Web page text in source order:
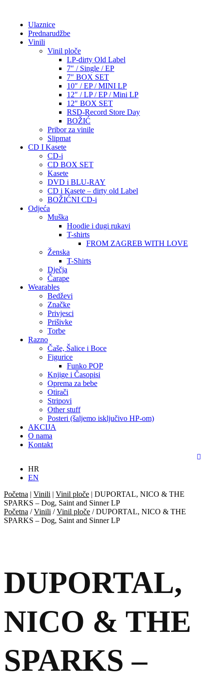
Ulaznice
Prednarudžbe
Vinili
Vinil ploče
LP-dirty Old Label
7″ / Single / EP
7″ BOX SET
10″ / EP / MINI LP
12″ / LP / EP / Mini LP
12″ BOX SET
RSD-Record Store Day
BOŽIĆ
Pribor za vinile
Slipmat
CD I Kasete
CD-i
CD BOX SET
Kasete
DVD i BLU-RAY
CD i Kasete – dirty old Label
BOŽIĆNI CD-i
Odjeća
Muška
Hoodie i dugi rukavi
T-shirts
FROM ZAGREB WITH LOVE
Ženska
T-Shirts
Dječja
Čarape
Wearables
Bedževi
Značke
Privjesci
Prišivke
Torbe
Razno
Čaše, Šalice i Boce
Figurice
Funko POP
Knjige i Časopisi
Oprema za bebe
Otirači
Stripovi
Other stuff
Posteri (šaljemo isključivo HP-om)
AKCIJA
O nama
Kontakt
HR
EN
Početna | Vinili | Vinil ploče | DUPORTAL, NICO & THE
SPARKS – Dog, Saint and Sinner LP
Početna /Vinili /Vinil ploče / DUPORTAL, NICO & THE
SPARKS – Dog, Saint and Sinner LP
DUPORTAL,
NICO & THE
SPARKS –